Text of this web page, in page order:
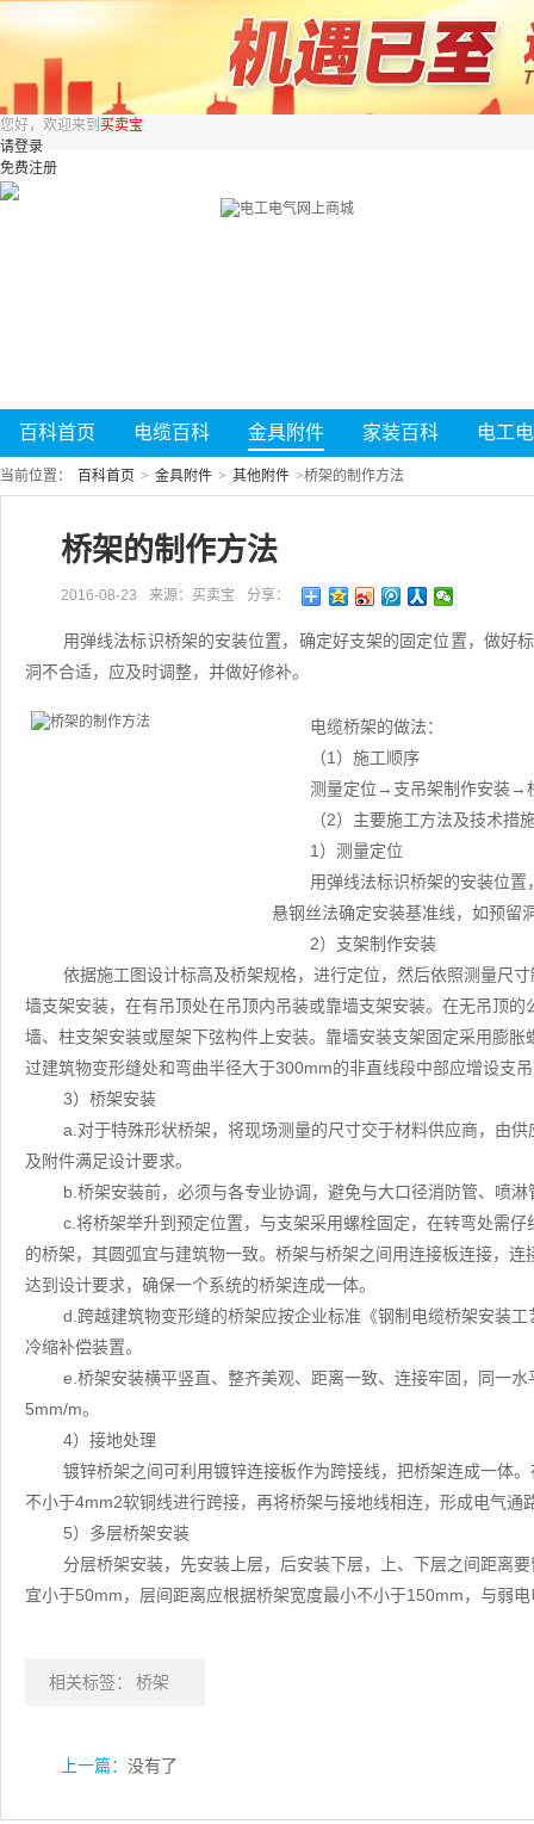
您好，欢迎来到 买卖宝
请登录
免费注册
百科首页 电缆百科 金具附件 家装百科 电工
当前位置： 百科首页 > 金具附件 > 其他附件 >桥架的制作方法
桥架的制作方法
2016-08-23 来源：买卖宝 分享：
用弹线法标识桥架的安装位置，确定好支架的固定位置，做好
洞不合适，应及时调整，并做好修补。
电缆桥架的做法：
（1）施工顺序
测量定位→支吊架制作安装
（2）主要施工方法及技术措
1）测量定位
用弹线法标识桥架的安装位
悬钢丝法确定安装基准线，如预留
2）支架制作安装
依据施工图设计标高及桥架规格，进行定位，然后依照测量尺
墙支架安装，在有吊顶处在吊顶内吊装或靠墙支架安装。在无吊顶
墙、柱支架安装或屋架下弦构件上安装。靠墙安装支架固定采用膨
过建筑物变形缝处和弯曲半径大于300mm的非直线段中部应增设支
3）桥架安装
a.对于特殊形状桥架，将现场测量的尺寸交于材料供应商，由
及附件满足设计要求。
b.桥架安装前，必须与各专业协调，避免与大口径消防管、喷
c.将桥架举升到预定位置，与支架采用螺栓固定，在转弯处需
的桥架，其圆弧宜与建筑物一致。桥架与桥架之间用连接板连接，
达到设计要求，确保一个系统的桥架连成一体。
d.跨越建筑物变形缝的桥架应按企业标准《钢制电缆桥架安装
冷缩补偿装置。
e.桥架安装横平竖直、整齐美观、距离一致、连接牢固，同一
5mm/m。
4）接地处理
镀锌桥架之间可利用镀锌连接板作为跨接线，把桥架连成一体
不小于4mm2软铜线进行跨接，再将桥架与接地线相连，形成电气
5）多层桥架安装
分层桥架安装，先安装上层，后安装下层，上、下层之间距离
宜小于50mm，层间距离应根据桥架宽度最小不小于150mm，与弱
相关标签： 桥架
上一篇： 没有了